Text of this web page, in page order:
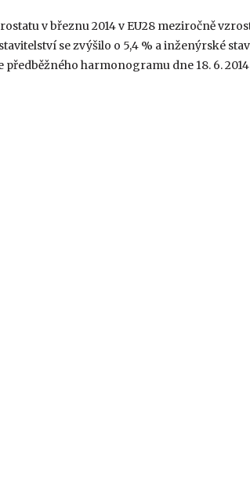
v březnu 2014 v EU28 meziročně
se zvýšilo o 5,4 % a inženýrské
harmonogramu dne 18. 6. 2014